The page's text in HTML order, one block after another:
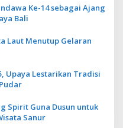
Ke-14 sebagai Ajang
Bali
Laut Menutup Gelaran
Upaya Lestarikan Tradisi
Spirit Guna Dusun untuk
Sanur